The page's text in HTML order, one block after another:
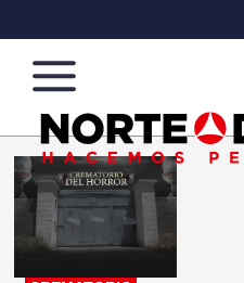
Norte
de
Ciudad
Más
que
noticias,
hacemos periodismo